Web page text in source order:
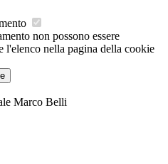
non possono essere
l'elenco nella pagina della cookie
Marco Belli